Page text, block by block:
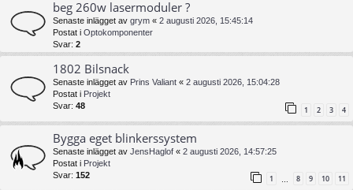
beg 260w lasermoduler ?
Senaste inlägget av grym « 2 augusti 2026, 15:45:14
Postat i Optokomponenter
Svar: 2
1802 Bilsnack
Senaste inlägget av Prins Valiant « 2 augusti 2026, 15:04:28
Postat i Projekt
Svar: 48 1 2 3 4
Bygga eget blinkerssystem
Senaste inlägget av JensHaglof « 2 augusti 2026, 14:57:25
Postat i Projekt
Svar: 152 1 8 9 10 11